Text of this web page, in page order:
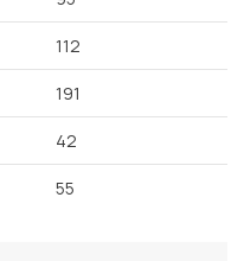
112
191
42
55